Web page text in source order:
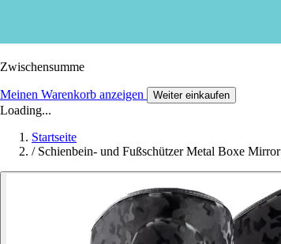
Zwischensumme
Meinen Warenkorb anzeigen Weiter einkaufen
Loading...
Startseite
/ Schienbein- und Fußschützer Metal Boxe Mirror